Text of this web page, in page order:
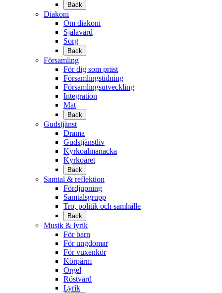
Back
Diakoni
Om diakoni
Själavård
Sorg
Back
Församling
För dig som präst
Församlingstidning
Församlingsutveckling
Integration
Mat
Back
Gudstjänst
Drama
Gudstjänstliv
Kyrkoalmanacka
Kyrkoåret
Back
Samtal & reflektion
Fördjupning
Samtalsgrupp
Tro, politik och samhälle
Back
Musik & lyrik
För barn
För ungdomar
För vuxenkör
Körpärm
Orgel
Röstvård
Lyrik